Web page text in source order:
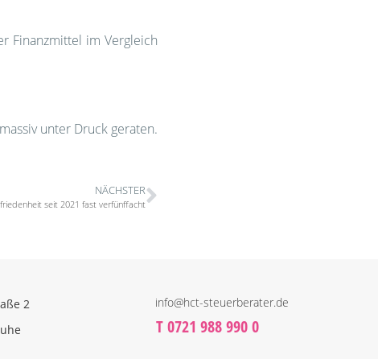
Finanzmittel im Vergleich
unter Druck geraten.
NÄCHSTER
seit 2021 fast verfünffacht
2
info@hct-steuerberater.de
T 0721 988 990 0